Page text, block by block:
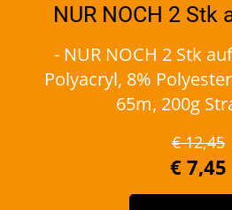
NUR NOCH 2 Stk
- NUR NOCH 2 Stk
Polyacryl, 8%
65m, 200g
€ 12,45
€ 7,45